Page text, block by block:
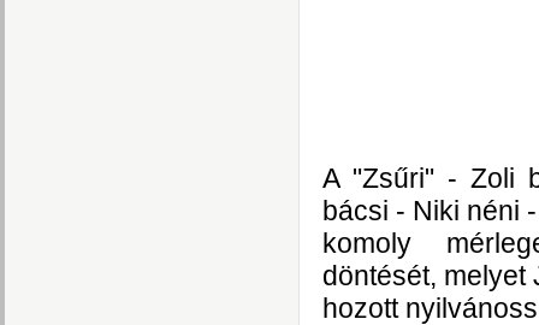
A "Zsűri" - Zoli
bácsi - Niki néni
komoly
döntését, melyet
hozott